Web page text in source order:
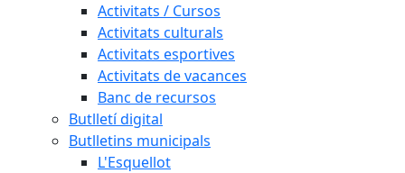
Activitats / Cursos
Activitats culturals
Activitats esportives
Activitats de vacances
Banc de recursos
Butlletí digital
Butlletins municipals
L'Esquellot